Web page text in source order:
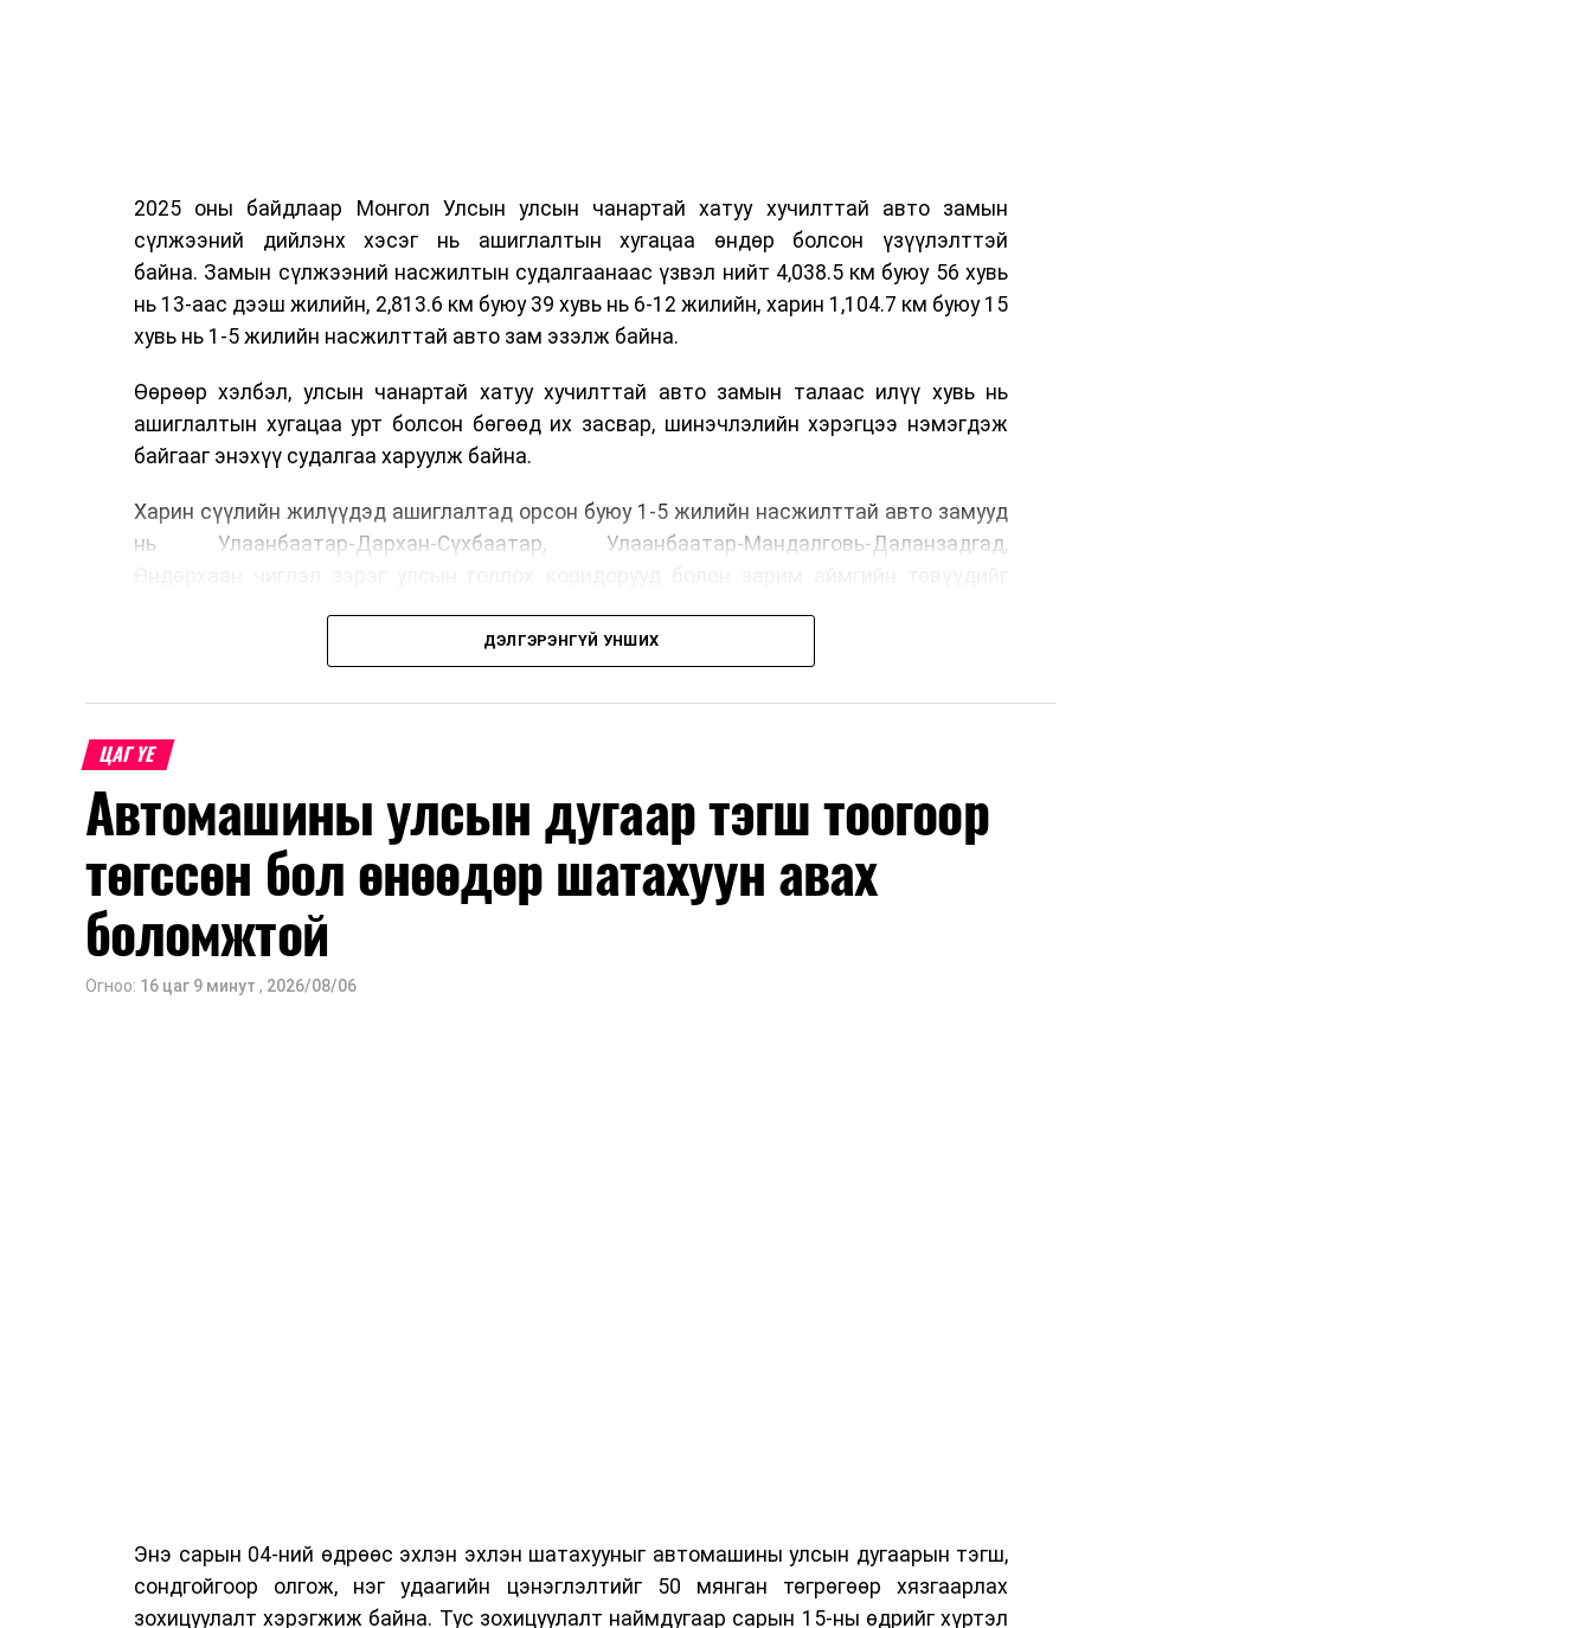
2025 оны байдлаар Монгол Улсын улсын чанартай хатуу хучилттай авто замын
сүлжээний дийлэнх хэсэг нь ашиглалтын хугацаа өндөр болсон үзүүлэлттэй
байна. Замын сүлжээний насжилтын судалгаанаас үзвэл нийт 4,038.5 км буюу 56 хувь
нь 13-аас дээш жилийн, 2,813.6 км буюу 39 хувь нь 6-12 жилийн, харин 1,104.7 км буюу 15
хувь нь 1-5 жилийн насжилттай авто зам эзэлж байна.
Өөрөөр хэлбэл, улсын чанартай хатуу хучилттай авто замын талаас илүү хувь нь
ашиглалтын хугацаа урт болсон бөгөөд их засвар, шинэчлэлийн хэрэгцээ нэмэгдэж
байгааг энэхүү судалгаа харуулж байна.
Харин сүүлийн жилүүдэд ашиглалтад орсон буюу 1-5 жилийн насжилттай авто замууд
нь Улаанбаатар-Дархан-Сүхбаатар, Улаанбаатар-Мандалговь-Даланзадгад,
Авто замын насжилтыг тогтмол үнэлж, их засвар, ээлжит засвар арчлалтын ажлыг
төлөвлөхөд чухал ач холбогдолтойг албаныхан хэлж байна
ДЭЛГЭРЭНГҮЙ УНШИХ
ЦАГ ҮЕ
Автомашины улсын дугаар тэгш тоогоор
төгссөн бол өнөөдөр шатахуун авах
боломжтой
Огноо: 16 цаг 9 минут , 2026/08/06
Энэ сарын 04-ний өдрөөс эхлэн эхлэн шатахууныг автомашины улсын дугаарын тэгш,
сондгойгоор олгож, нэг удаагийн цэнэглэлтийг 50 мянган төгрөгөөр хязгаарлах
зохицуулалт хэрэгжиж байна. Тус зохицуулалт наймдугаар сарын 15-ны өдрийг хүртэл